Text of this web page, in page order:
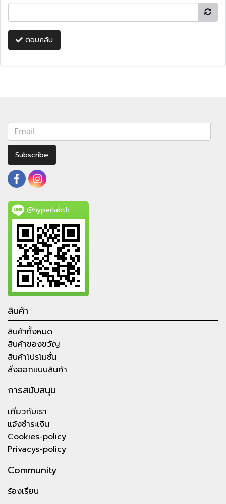
ตอบกลับ
Subscribe
@hyperlabth
สินค้า
สินค้าทั้งหมด
สินค้าของขวัญ
สินค้าโปรโมชั่น
สั่งออกแบบสินค้า
การสนับสนุน
เกี่ยวกับเรา
แจ้งชำระเงิน
Cookies-policy
Privacys-policy
Community
ร้องเรียน